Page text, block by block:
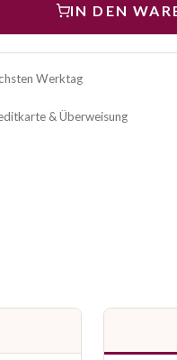
IN DEN
Werktag
& Überweisung